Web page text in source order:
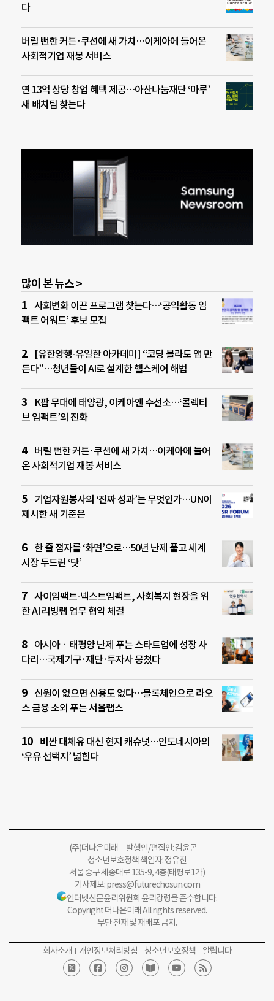
다
버릴 뻔한 커튼·쿠션에 새 가치…이케아에 들어온
사회적기업 재봉 서비스
연 13억 상당 창업 혜택 제공…아산나눔재단 ‘마루’
새 배치팀 찾는다
많이 본 뉴스 >
사회변화 이끈 프로그램 찾는다…‘공익활동 임
팩트 어워드’ 후보 모집
[유한양행-유일한 아카데미] “코딩 몰라도 앱 만
든다”…청년들이 AI로 설계한 헬스케어 해법
K팝 무대에 태양광, 이케아엔 수선소…‘콜렉티
브 임팩트’의 진화
버릴 뻔한 커튼·쿠션에 새 가치…이케아에 들어
온 사회적기업 재봉 서비스
기업자원봉사의 ‘진짜 성과’는 무엇인가…UN이
제시한 새 기준은
한 줄 점자를 ‘화면’으로…50년 난제 풀고 세계
시장 두드린 ‘닷’
사이임팩트-넥스트임팩트, 사회복지 현장을 위
한 AI 리빙랩 업무 협약 체결
아시아ㆍ태평양 난제 푸는 스타트업에 성장 사
다리…국제기구·재단·투자사 뭉쳤다
신원이 없으면 신용도 없다…블록체인으로 라오
스 금융 소외 푸는 서울랩스
비싼 대체유 대신 현지 캐슈넛…인도네시아의
‘우유 선택지’ 넓힌다
(주)더나은미래 발행인/편집인: 김윤곤
청소년보호정책 책임자: 정유진
서울 중구 세종대로 135-9, 4층(태평로1가)
기사제보:press@futurechosun.com
인터넷신문윤리위원회 윤리강령을 준수합니다.
Copyright 더나은미래 All rights reserved.
무단 전재 및 재배포 금지.
회사소개 개인정보처리방침 청소년보호정책 알립니다